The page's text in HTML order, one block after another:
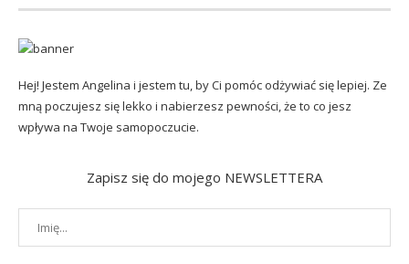
Hej! Jestem Angelina i jestem tu, by Ci pomóc odżywiać się lepiej. Ze
mną poczujesz się lekko i nabierzesz pewności, że to co jesz
wpływa na Twoje samopoczucie.
Zapisz się do mojego NEWSLETTERA